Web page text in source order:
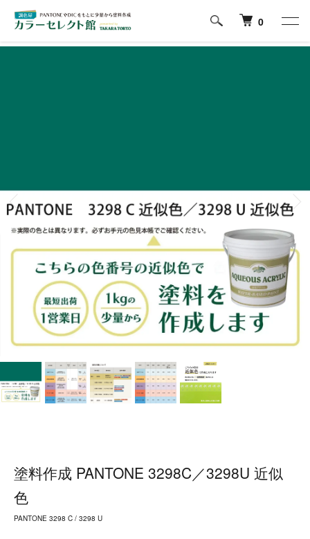
0
ホーム PANTONE Formula Guideの色から塗料を探す 3200番台
塗料作成 PANTONE 3298C／3298U 近似
色
PANTONE 3298 C / 3298 U